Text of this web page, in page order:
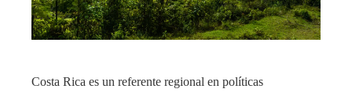
Costa Rica es un referente regional en políticas